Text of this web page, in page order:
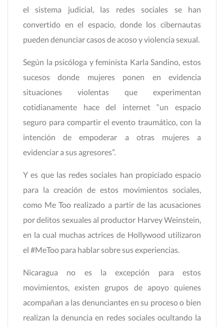
el sistema judicial, las redes sociales se han
convertido en el espacio, donde los cibernautas
pueden denunciar casos de acoso y violencia sexual.
Según la psicóloga y feminista Karla Sandino, estos
sucesos donde mujeres ponen en evidencia
situaciones violentas que experimentan
cotidianamente hace del internet “un espacio
seguro para compartir el evento traumático, con la
intención de empoderar a otras mujeres a
evidenciar a sus agresores”.
Y es que las redes sociales han propiciado espacio
para la creación de estos movimientos sociales,
como Me Too realizado a partir de las acusaciones
por delitos sexuales al productor Harvey Weinstein,
en la cual muchas actrices de Hollywood utilizaron
el #MeToo para hablar sobre sus experiencias.
Nicaragua no es la excepción para estos
movimientos, existen grupos de apoyo quienes
acompañan a las denunciantes en su proceso o bien
realizan la denuncia en redes sociales ocultando la